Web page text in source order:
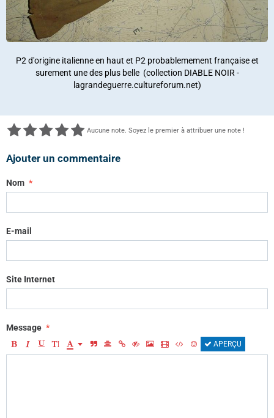
P2 d'origine italienne en haut et P2 probablemement française et
surement une des plus belle (collection DIABLE NOIR -
lagrandeguerre.cultureforum.net)
Aucune note. Soyez le premier à attribuer une note !
Ajouter un commentaire
Nom
E-mail
Site Internet
Message
APERÇU